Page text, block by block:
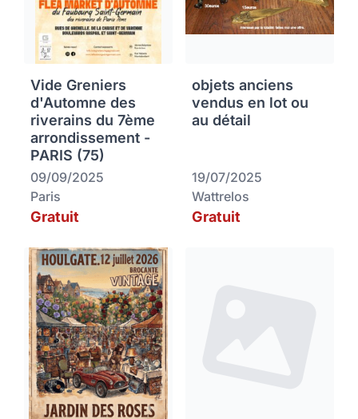
Vide Greniers
d'Automne des
riverains du 7ème
arrondissement -
PARIS (75)
09/09/2025
Paris
Gratuit
objets anciens
vendus en lot ou
au détail
19/07/2025
Wattrelos
Gratuit